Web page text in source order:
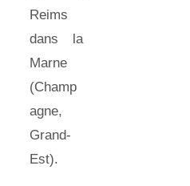
Reims
dans la
Marne
(Champ
agne,
Grand-
Est).